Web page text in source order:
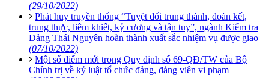
(29/10/2022)
Phát huy truyền thống “Tuyệt đối trung thành, đoàn kết,
trung thực, liêm khiết, kỷ cương và tận tuỵ”, ngành Kiểm tra
Đảng Thái Nguyên hoàn thành xuất sắc nhiệm vụ được giao
(07/10/2022)
Một số điểm mới trong Quy định số 69-QĐ/TW của Bộ
Chính trị về kỷ luật tổ chức đảng, đảng viên vi phạm